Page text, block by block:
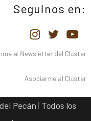
Seguinos en:
al Newsletter del Cluster
Asociarme al Cluster
Pecán | Todos los